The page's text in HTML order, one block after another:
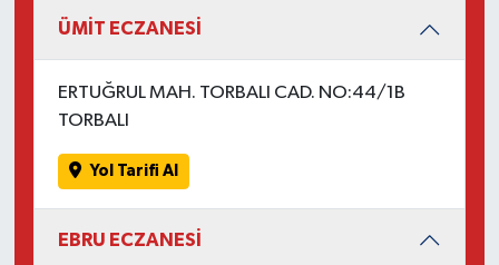
ÜMİT ECZANESİ
ERTUĞRUL MAH. TORBALI CAD. NO:44/1B
TORBALI
Yol Tarifi Al
EBRU ECZANESİ